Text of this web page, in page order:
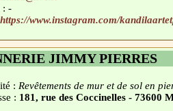
: -
https://www.instagram.com/
JIMMY PIERRES
: Revêtements de mur et de sol en
: 181, rue des Coccinelles -